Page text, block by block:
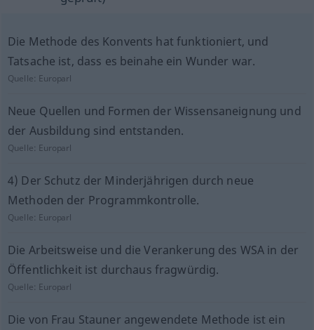
Die Methode des Konvents hat funktioniert, und
Tatsache ist, dass es beinahe ein Wunder war.
Quelle: Europarl
Neue Quellen und Formen der Wissensaneignung und
der Ausbildung sind entstanden.
Quelle: Europarl
4) Der Schutz der Minderjährigen durch neue
Methoden der Programmkontrolle.
Quelle: Europarl
Die Arbeitsweise und die Verankerung des WSA in der
Öffentlichkeit ist durchaus fragwürdig.
Quelle: Europarl
Die von Frau Stauner angewendete Methode ist ein